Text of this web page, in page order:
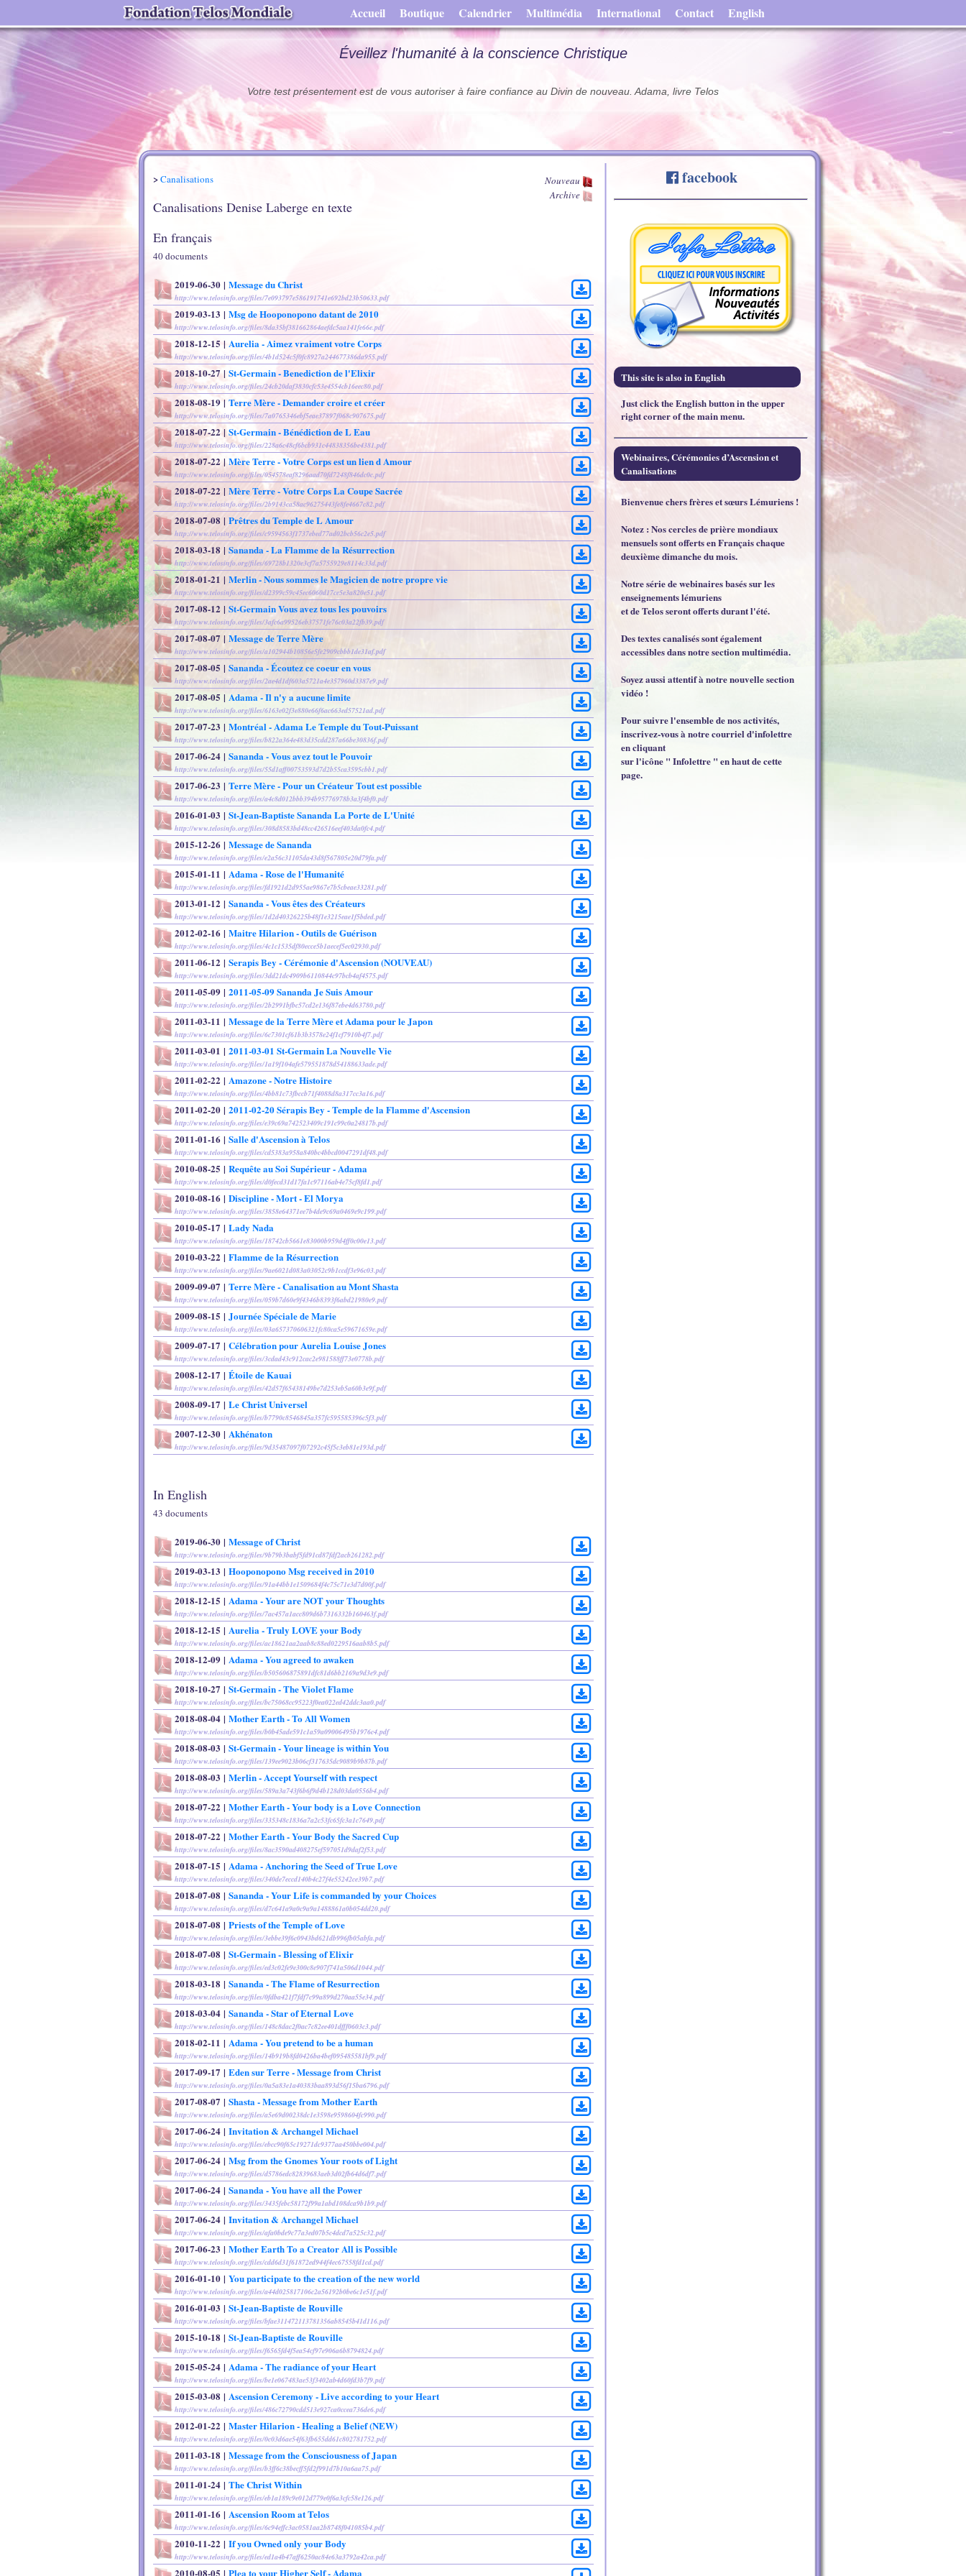
Accueil Boutique Calendrier Multimédia International Contact English
Éveillez l'humanité à la conscience Christique
Votre test présentement est de vous autoriser à faire confiance au Divin de nouveau. Adama, livre Telos
Nouveau
Archive
>Canalisations
Canalisations Denise Laberge en texte
En français
40 documents
2019-06-30 | Message du Christ
http://www.telosinfo.org/files/7e093797e586191741e692bd23b50633.pdf
2019-03-13 | Msg de Hooponopono datant de 2010
http://www.telosinfo.org/files/8da35bf381662864aefdc5aa141fe66e.pdf
2018-12-15 | Aurelia - Aimez vraiment votre Corps
http://www.telosinfo.org/files/4b1d524c5f0fc8927a244677386da955.pdf
2018-10-27| St-Germain - Benediction de l'Elixir
http://www.telosinfo.org/files/24cb20daf3830cfc53e4554cb16eec80.pdf
2018-08-19 | Terre Mère - Demander croire et créer
http://www.telosinfo.org/files/7a0765346ebf5eae37897f068c907675.pdf
2018-07-22 | St-Germain - Bénédiction de L Eau
http://www.telosinfo.org/files/228a6c48cf6bcb931c44838356be4381.pdf
2018-07-22 | Mère Terre - Votre Corps est un lien d Amour
http://www.telosinfo.org/files/054578eaf8296aad70fd7248f846dc0c.pdf
2018-07-22 | Mère Terre - Votre Corps La Coupe Sacrée
http://www.telosinfo.org/files/2b9143ca58ac96275443fe8fe4667c82.pdf
2018-07-08 | Prêtres du Temple de L Amour
http://www.telosinfo.org/files/c9594563f1737ebed77ad02bcb56c2e5.pdf
2018-03-18 | Sananda - La Flamme de la Résurrection
http://www.telosinfo.org/files/69728b1320e3cf7a5755929e8114c33d.pdf
2018-01-21 | Merlin - Nous sommes le Magicien de notre propre vie
http://www.telosinfo.org/files/d2399c59c45ec6060d17ce5e3a820e51.pdf
2017-08-12 | St-Germain Vous avez tous les pouvoirs
http://www.telosinfo.org/files/3afc6a99526eb37571fe76c03a22fb39.pdf
2017-08-07 | Message de Terre Mère
http://www.telosinfo.org/files/a102944b10856e5fe2909cbbb1de31af.pdf
2017-08-05 | Sananda - Écoutez ce coeur en vous
http://www.telosinfo.org/files/2ae4d1df603a5721a4e357960d3387e9.pdf
2017-08-05 | Adama - Il n'y a aucune limite
http://www.telosinfo.org/files/6163e02f3e880e66f6ac663ed57521ad.pdf
2017-07-23 | Montréal - Adama Le Temple du Tout-Puissant
http://www.telosinfo.org/files/b822a364e483d35cdd287a66be30836f.pdf
2017-06-24 | Sananda - Vous avez tout le Pouvoir
http://www.telosinfo.org/files/55d1aff00753593d7d2b55ca3595cbb1.pdf
2017-06-23 | Terre Mère - Pour un Créateur Tout est possible
http://www.telosinfo.org/files/a4c8d012bbb394b95776978b3a3f4bf0.pdf
2016-01-03 | St-Jean-Baptiste Sananda La Porte de L'Unité
http://www.telosinfo.org/files/308d8583bd48cc426516eef403da0fc4.pdf
2015-12-26 | Message de Sananda
http://www.telosinfo.org/files/e2a56c31105da43d8f567805e20d79fa.pdf
2015-01-11 | Adama - Rose de l'Humanité
http://www.telosinfo.org/files/fd1921d2d955ae9867e7b5cbeae33281.pdf
2013-01-12 | Sananda - Vous êtes des Créateurs
http://www.telosinfo.org/files/1d2d40326225b48f1e3215eae1f5bded.pdf
2012-02-16 | Maitre Hilarion - Outils de Guérison
http://www.telosinfo.org/files/4c1c1535df80ecce5b1aecef5ec02930.pdf
2011-06-12 | Serapis Bey - Cérémonie d'Ascension (NOUVEAU)
http://www.telosinfo.org/files/3dd21dc4909b6110844c97bcb4af4575.pdf
2011-05-09 | 2011-05-09 Sananda Je Suis Amour
http://www.telosinfo.org/files/2b2991bfbc57cd2e136f87ebe4d63780.pdf
2011-03-11 | Message de la Terre Mère et Adama pour le Japon
http://www.telosinfo.org/files/6c7301cf61b3b3578e24f1cf7910b4f7.pdf
2011-03-01 | 2011-03-01 St-Germain La Nouvelle Vie
http://www.telosinfo.org/files/1a19f104afe579551878d54188633ade.pdf
2011-02-22 | Amazone - Notre Histoire
http://www.telosinfo.org/files/4bb81c73fbccb71f4088d8a317cc3a16.pdf
2011-02-20 | 2011-02-20 Sérapis Bey - Temple de la Flamme d'Ascension
http://www.telosinfo.org/files/e39c69a742523409c191c99c0a24817b.pdf
2011-01-16 | Salle d'Ascension à Telos
http://www.telosinfo.org/files/cd5383a958a840bc4bbcd0047291df48.pdf
2010-08-25 | Requête au Soi Supérieur - Adama
http://www.telosinfo.org/files/d0fecd31d17fa1c97116ab4e75cf8fd1.pdf
2010-08-16 | Discipline - Mort - El Morya
http://www.telosinfo.org/files/3858e64371ee7b4de9c69a0469e9c199.pdf
2010-05-17 | Lady Nada
http://www.telosinfo.org/files/18742cb5661e83000b959d4ff0c00e13.pdf
2010-03-22 | Flamme de la Résurrection
http://www.telosinfo.org/files/9ae6021d083a03052c9b1ccdf3e96c03.pdf
2009-09-07 | Terre Mère - Canalisation au Mont Shasta
http://www.telosinfo.org/files/059b7d60e9f4346b8393f6abd21980e9.pdf
2009-08-15 | Journée Spéciale de Marie
http://www.telosinfo.org/files/03a657370606321fc80ca5e59671659e.pdf
2009-07-17 | Célébration pour Aurelia Louise Jones
http://www.telosinfo.org/files/3cdad43c912cac2e981588ff73e0778b.pdf
2008-12-17 | Étoile de Kauai
http://www.telosinfo.org/files/42d57f65438149be7d253eb5a60b3e9f.pdf
2008-09-17 | Le Christ Universel
http://www.telosinfo.org/files/b7790c8546845a357fc595585396c5f3.pdf
2007-12-30 | Akhénaton
http://www.telosinfo.org/files/9d35487097f07292c45f5c3eb81e193d.pdf
In English
43 documents
2019-06-30 | Message of Christ
http://www.telosinfo.org/files/9b79b3babf5fd91cd87fdf2acb261282.pdf
2019-03-13 | Hooponopono Msg received in 2010
http://www.telosinfo.org/files/91a44bb1e1509684f4c75c71e3d7d00f.pdf
2018-12-15 | Adama - Your are NOT your Thoughts
http://www.telosinfo.org/files/7ac457a1acc809d6b7316332b160463f.pdf
2018-12-15 | Aurelia - Truly LOVE your Body
http://www.telosinfo.org/files/ac18621aa2aab8c88ed0229516aab8b5.pdf
2018-12-09 | Adama - You agreed to awaken
http://www.telosinfo.org/files/b505606875891dfc81d6bb2169a9d3e9.pdf
2018-10-27 | St-Germain - The Violet Flame
http://www.telosinfo.org/files/bc75068cc95223f0ea022ed42ddc3aa0.pdf
2018-08-04 | Mother Earth - To All Women
http://www.telosinfo.org/files/b0b45ade591c1a59a09006495b1976c4.pdf
2018-08-03 | St-Germain - Your lineage is within You
http://www.telosinfo.org/files/139ee9023b06cf317635dc9089b9b87b.pdf
2018-08-03 | Merlin - Accept Yourself with respect
http://www.telosinfo.org/files/589a3a743f6b6f9d4b128d03da0556b4.pdf
2018-07-22 | Mother Earth - Your body is a Love Connection
http://www.telosinfo.org/files/335348c1836a7a2c53fc65fc3a1c7649.pdf
2018-07-22 | Mother Earth - Your Body the Sacred Cup
http://www.telosinfo.org/files/8ac3590ad408275ef597051d9daf2f53.pdf
2018-07-15 | Adama - Anchoring the Seed of True Love
http://www.telosinfo.org/files/340de7eccd140b4c27f4e55242ce39b7.pdf
2018-07-08 | Sananda - Your Life is commanded by your Choices
http://www.telosinfo.org/files/d7c641a9a0c9a9a1488861a0b054dd20.pdf
2018-07-08 | Priests of the Temple of Love
http://www.telosinfo.org/files/3ebbe39f6c0943bd621db996fb05abfa.pdf
2018-07-08 | St-Germain - Blessing of Elixir
http://www.telosinfo.org/files/ed3c02fe9e300c8e907f741a506d1044.pdf
2018-03-18 | Sananda - The Flame of Resurrection
http://www.telosinfo.org/files/0fdba421f7fdf7c99a899d270aa55e34.pdf
2018-03-04 | Sananda - Star of Eternal Love
http://www.telosinfo.org/files/148c8dac2f0ac7c82ee401dfff0603c3.pdf
2018-02-11 | Adama - You pretend to be a human
http://www.telosinfo.org/files/14b919b8fd0426ba4bef095485581bf9.pdf
2017-09-17 | Eden sur Terre - Message from Christ
http://www.telosinfo.org/files/0a5a83e1a40383baa893d56f15ba6796.pdf
2017-08-07 | Shasta - Message from Mother Earth
http://www.telosinfo.org/files/a5e69d00238dc1e3598e9598604fc990.pdf
2017-06-24 | Invitation & Archangel Michael
http://www.telosinfo.org/files/ebcc90f65c19271dc9377aa450bbe004.pdf
2017-06-24 | Msg from the Gnomes Your roots of Light
http://www.telosinfo.org/files/d5786edc82839683aeb3d02fb64d6df7.pdf
2017-06-24 | Sananda - You have all the Power
http://www.telosinfo.org/files/3435febc58172f99a1abd108dca9b1b9.pdf
2017-06-24 | Invitation & Archangel Michael
http://www.telosinfo.org/files/afa0bde9c77a3ed07b5c4dcd7a525c32.pdf
2017-06-23 | Mother Earth To a Creator All is Possible
http://www.telosinfo.org/files/cdd6d31f61872ed944f4ec67558fd1cd.pdf
2016-01-10 | You participate to the creation of the new world
http://www.telosinfo.org/files/a44d025817106c2a56192b0be6c1e51f.pdf
2016-01-03 | St-Jean-Baptiste de Rouville
http://www.telosinfo.org/files/bfae311472113781356ab8545b41d116.pdf
2015-10-18 | St-Jean-Baptiste de Rouville
http://www.telosinfo.org/files/f6565fd4f5ea54cf97e906a6b8794824.pdf
2015-05-24 | Adama - The radiance of your Heart
http://www.telosinfo.org/files/be1e067483ae53f3402ab4d60fd3b7f9.pdf
2015-03-08 | Ascension Ceremony - Live according to your Heart
http://www.telosinfo.org/files/486c72790cdd513e927ca0ccea736de6.pdf
2012-01-22 | Master Hilarion - Healing a Belief (NEW)
http://www.telosinfo.org/files/0c03d6ae54f63fb655dd61c802781752.pdf
2011-03-18 | Message from the Consciousness of Japan
http://www.telosinfo.org/files/b3ff6c38becff5fd2f991d7b10a6aa75.pdf
2011-01-24 | The Christ Within
http://www.telosinfo.org/files/eb1a189c9e012d779e0f6a3cfc58e126.pdf
2011-01-16 | Ascension Room at Telos
http://www.telosinfo.org/files/6c94effc3ac0581aa2b8748f041085b4.pdf
2010-11-22 | If you Owned only your Body
http://www.telosinfo.org/files/ed1a4b47aff6250ac84e63a3792a42ca.pdf
2010-08-05 | Plea to your Higher Self - Adama
facebook
This site is also in English
Just click the English button in the upper
right corner of the main menu.
Webinaires, Cérémonies d’Ascension et
Canalisations
Bienvenue chers frères et sœurs Lémuriens !
Notez : Nos cercles de prière mondiaux
mensuels sont offerts en Français chaque
deuxième dimanche du mois.
Notre série de webinaires basés sur les
enseignements lémuriens
et de Telos seront offerts durant l'été.
Des textes canalisés sont également
accessibles dans notre section multimédia.
Soyez aussi attentif à notre nouvelle section
vidéo !
Pour suivre l'ensemble de nos activités,
inscrivez-vous à notre courriel d'infolettre
en cliquant
sur l'icône " Infolettre " en haut de cette
page.